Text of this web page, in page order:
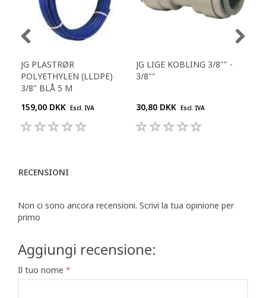
JG PLASTRØR
POLYETHYLEN (LLDPE)
3/8" BLÅ 5 M
159,00 DKK Escl. IVA
JG LIGE KOBLING 3/8"" -
3/8""
30,80 DKK Escl. IVA
RECENSIONI
Non ci sono ancora recensioni. Scrivi la tua opinione per
primo
Aggiungi recensione:
Il tuo nome